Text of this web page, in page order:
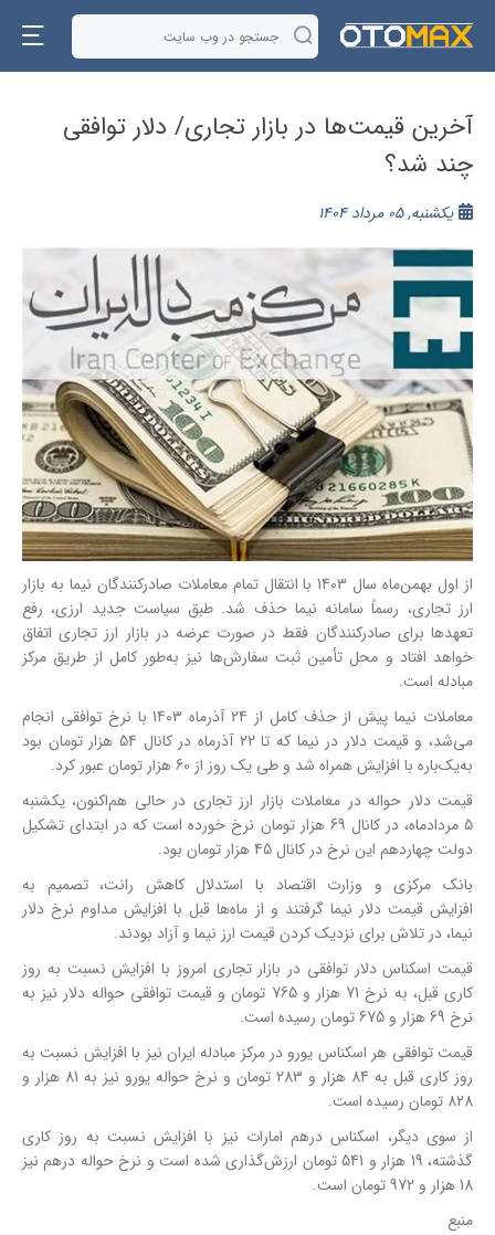
آخرین قیمت‌ها در بازار تجاری/ دلار توافقی
چند شد؟
یکشنبه, 05 مرداد 1404
از اول بهمن‌ماه سال 1403 با انتقال تمام معاملات صادرکنندگان نیما به بازار
ارز تجاری، رسماً سامانه نیما حذف شد. طبق سیاست جدید ارزی، رفع
تعهدها برای صادرکنندگان فقط در صورت عرضه در بازار ارز تجاری اتفاق
خواهد افتاد و محل تأمین ثبت سفارش‌ها نیز به‌طور کامل از طریق مرکز
مبادله است.
معاملات نیما پیش از حذف کامل از 24 آذرماه 1403 با نرخ توافقی انجام
می‌شد، وقیمت دلار
در نیما که تا 22 آذرماه در کانال 54 هزار تومان بود
به‌یک‌باره با افزایش همراه شد و طی یک روز از 60 هزار تومان عبور کرد.
قیمت دلار حواله در معاملات بازار ارز تجاری در حالی هم‌اکنون، یکشنبه
5 مردادماه، در کانال 69 هزار تومان نرخ خورده است که در ابتدای تشکیل
دولت چهاردهم این نرخ در کانال 45 هزار تومان بود.
بانک مرکزی و وزارت اقتصاد با استدلال کاهش رانت، تصمیم به
افزایشقیمت دلار نیما گرفتند و از ماه‌ها قبل با افزایش مداوم نرخ دلار
نیما، در تلاش برای نزدیک کردنقیمت ارز نیما و آزاد بودند.
قیمت اسکناس دلار توافقی در بازار تجاری امروز با افزایش نسبت به روز
کاری قبل، به نرخ 71 هزار و 765 تومان و قیمت توافقی حواله دلار نیز به
نرخ 69 هزار و 675 تومان رسیده است.
قیمت توافقی هر اسکناس یورو در مرکز مبادله ایران نیز با افزایش نسبت به
روز کاری قبل به 84 هزار و 283 تومان و نرخ حواله یورو نیز به 81 هزار و
828 تومان رسیده است.
از سوی دیگر، اسکناس درهم امارات نیز با افزایش نسبت به روز کاری
گذشته، 19 هزار و 541 تومان ارزش‌گذاری شده است و نرخ حواله درهم نیز
18 هزار و 972 تومان است.
منبع